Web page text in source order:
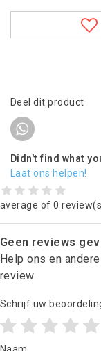
Deel dit product
Didn't find what
Laat ons helpen!
average of 0
Geen reviews
Help ons en
review
Schrijf uw